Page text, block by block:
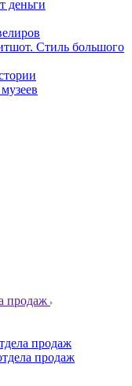
деньги
Стиль большого
продаж
продаж
продаж